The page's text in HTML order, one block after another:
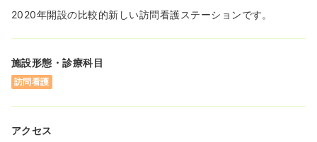
2020年開設の比較的新しい訪問看護ステーションです。
施設形態・診療科目
訪問看護
アクセス